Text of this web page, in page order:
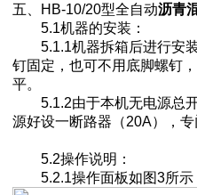
五、HB-10/20型全自动沥青
5.1机器的安装：
5.1.1机器拆箱后进行安装
钉固定，也可不用底脚螺钉
平。
5.1.2由于本机无电源总开
源好设一断路器（20A），
5.2操作说明：
5.2.1操作面板如图3所示